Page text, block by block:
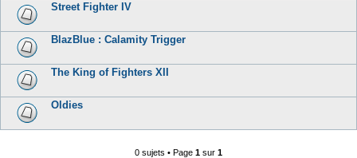
Street Fighter IV
BlazBlue : Calamity Trigger
The King of Fighters XII
Oldies
0 sujets • Page 1 sur 1